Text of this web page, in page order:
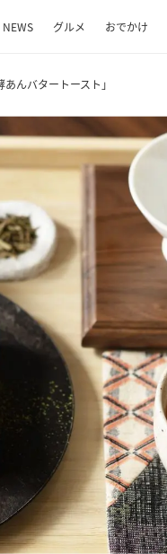
NEWS グルメ おでかけ
んバタートースト」